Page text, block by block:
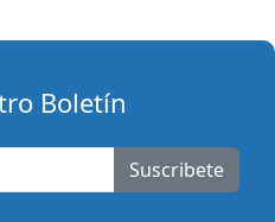
Boletín
Suscribete